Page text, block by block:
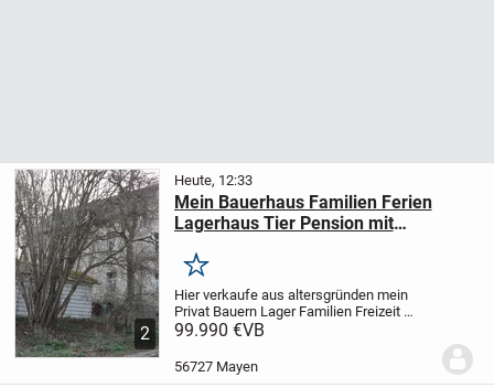
2
Heute, 12:33
Mein Bauerhaus Familien Ferien
Lagerhaus Tier Pension mit
Merken
Hier verkaufe aus altersgründen mein
Privat Bauern Lager Familien Freizeit
Ferien Haus mit Garten+Campen
möglich,rundum Grundstück 205
qm+mehr möglich,Haus 100qm,9...
99.990 €VB
56727 Mayen